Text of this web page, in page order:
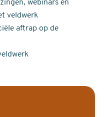
webinars en
veldwerk
aftrap op de